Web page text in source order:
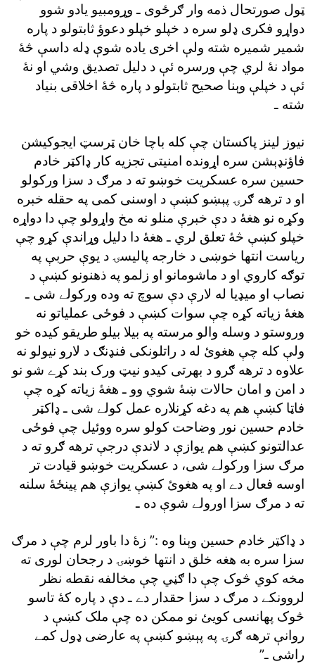
ټول صورتحال ذمه وار ګرځوى ـ وړومبيو يادو شوو
دواړو فکرى ډلو سره د خپلو خپلو دعوؤ ثابتولو د پاره
شمير شميره شته ولې اخرى ياده شوې ډله داسې څۀ
مواد نۀ لري چې ورسره ئې د دليل تصديق وشي او نۀ
ئې د خپلې وېنا صحيح ثابتولو د پاره څۀ اخلاقى بنياد
شته ـ
نيوز لينز پاکستان چې کله باچا خان ټرسټ ايجوکيشن
فاؤنډېشن سره اړونده امنيتى تجزيه کار ډاکټر خادم
حسين سره عسکريت خوښو ته د مرګ د سزا ورکولو
او د ترهه ګرۍ پېښو کښې د اوسنى کمى په حقله خبره
وکړه نو هغۀ د دې خبرې منلو نه مخ واړولو چې دا دواړه
خپلو کښې څۀ تعلق لري ـ هغۀ دا دليل وړاندې کړو چې
رياست انتها خوښى د خارجه پاليسۍ د يوې حربې په
توګه کاروي او د ماشومانو او زلمو په ذهنونو کښې د
نصاب او ميډيا له لارې دې سوچ ته وده ورکولے شى ـ
هغۀ زياته کړه چې سوات کښې د فوځى عملياتو نه
وروستو د وسله والو مرسته په بيلا بيلو طريقو کيده خو
ولې کله چې هغوئ له د راتلونکى فنډنګ د لارو نيولو نه
علاوه د ترهه ګرو د بهرتى کيدو نيټ ورک بند کړے شو نو
د امن و امان حالات ښۀ شوي وو ـ هغۀ زياته کړه چې
فاټا کښې هم په دغه کړنلاره عمل کولے شى ـ ډاکټر
خادم حسين نور وضاحت کولو سره ووئيل چې فوځى
عدالتونو کښې هم يوازې د لاندې درجې ترهه ګرو ته د
مرګ سزا ورکولے شى، د عسکريت خوښو قيادت تر
اوسه فعال دے او په هغوئ کښې يوازې هم پينځۀ سلنه
ته د مرګ سزا اورولے شوې ده ـ
د ډاکټر خادم حسين وېنا وه :” زۀ دا باور لرم چې د مرګ
سزا سره به هغه خلق د انتها خوښۍ د رجحان لورى ته
مخه کوي څوک چې دا ګڼي چې مخالفه نقطه نظر
لروونکے د مرګ د سزا حقدار دے ـ دې د پاره کۀ تاسو
څوک پهانسى کويئ نو ممکن ده چې ملک کښې د
روانې ترهه ګرۍ په پېښو کښې په عارضى ډول کمے
راشى ـ”